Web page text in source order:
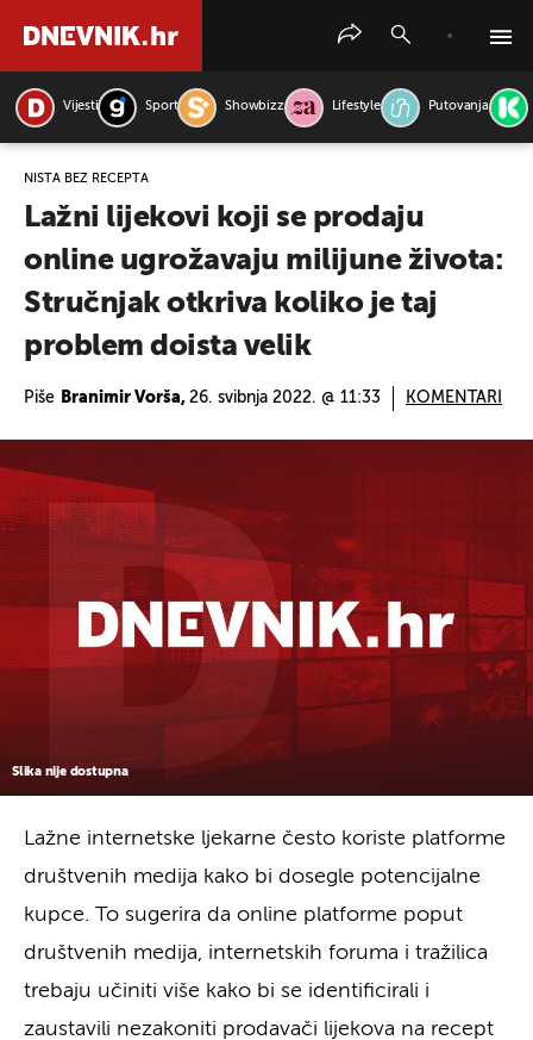
Vijesti Sport Showbizz Lifestyle Putovanja
NIŠTA BEZ RECEPTA
Lažni lijekovi koji se prodaju
online ugrožavaju milijune života:
Stručnjak otkriva koliko je taj
problem doista velik
Piše Branimir Vorša, 26. svibnja 2022. @ 11:33 KOMENTARI
Slika nije dostupna
Lažne internetske ljekarne često koriste platforme
društvenih medija kako bi dosegle potencijalne
kupce. To sugerira da online platforme poput
društvenih medija, internetskih foruma i tražilica
trebaju učiniti više kako bi se identificirali i
zaustavili nezakoniti prodavači lijekova na recept
PRETRAŽITE VIJESTI